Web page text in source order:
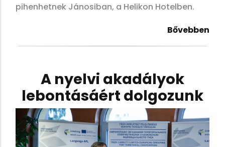
pihenhetnek Jánosiban, a Helikon Hotelben.
Bővebben
A nyelvi akadályok
lebontásáért dolgozunk